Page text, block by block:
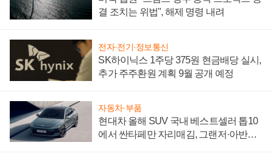
결 조치는 위법", 해제 명령 내려
전자·전기·정보통신
SK하이닉스 1주당 375원 현금배당 실시,
추가 주주환원 계획 9월 공개 예정
자동차·부품
현대차 올해 SUV 국내 베스트셀러 톱10
에서 싼타페만 자리매김, 그랜저·아반떼